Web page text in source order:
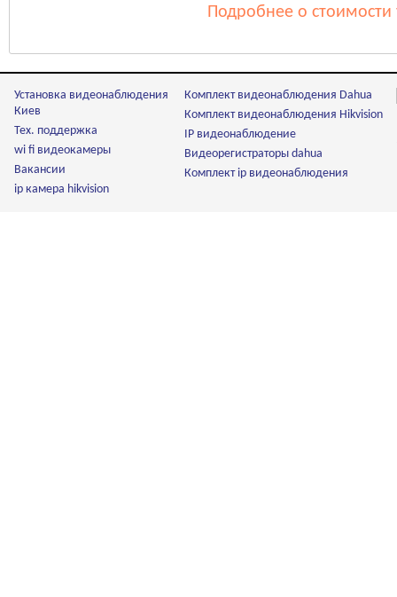
Подробнее о стоимости
Установка видеонаблюдения
Киев
Тех. поддержка
wi fi видеокамеры
Вакансии
ip камера hikvision
Комплект видеонаблюдения Dahua
Комплект видеонаблюдения Hikvision
IP видеонаблюдение
Видеорегистраторы dahua
Комплект ip видеонаблюдения